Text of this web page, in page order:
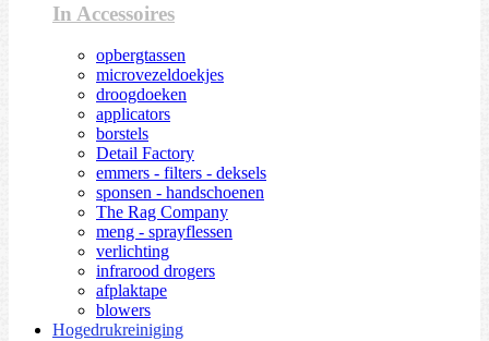
In Accessoires
opbergtassen
microvezeldoekjes
droogdoeken
applicators
borstels
Detail Factory
emmers - filters - deksels
sponsen - handschoenen
The Rag Company
meng - sprayflessen
verlichting
infrarood drogers
afplaktape
blowers
Hogedrukreiniging